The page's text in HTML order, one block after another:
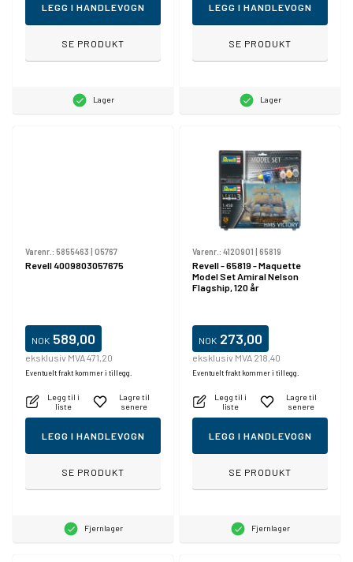
LEGG I HANDLEVOGN
SE PRODUKT
Lager
LEGG I HANDLEVOGN
SE PRODUKT
Lager
Varenr.: 5855463 | 05767
Revell 4009803057675
NOK 589,00
eksklusiv MVA 471,20
Eventuelt frakt kommer i tillegg.
Legg til i
liste
Lagre til
senere
LEGG I HANDLEVOGN
SE PRODUKT
Fjernlager
Varenr.: 4120901 | 65819
Revell - 65819 - Maquette
Model Set Amiral Nelson
Flagship, 120 år
NOK 273,00
eksklusiv MVA 218,40
Eventuelt frakt kommer i tillegg.
Legg til i
liste
Lagre til
senere
LEGG I HANDLEVOGN
SE PRODUKT
Fjernlager